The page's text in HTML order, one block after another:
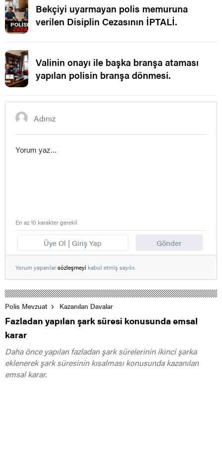
Bekçiyi uyarmayan polis memuruna
verilen Disiplin Cezasının İPTALİ.
Valinin onayı ile başka branşa ataması
yapılan polisin branşa dönmesi.
Üye Ol | Giriş Yap Gönder
En az 10 karakter gerekli
Yorum yapanlarsözleşmeyi kabul etmiş sayılır.
Polis Mevzuat Kazanılan Davalar
Fazladan yapılan şark süresi konusunda emsal
karar
Daha önce yapılan fazladan şark sürelerinin ikinci şarka
eklenerek şark süresinin kısalması konusunda kazanılan
emsal karar.